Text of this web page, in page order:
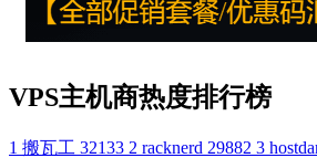
VPS主机商热度排行榜
1 搬瓦工 32133 2 racknerd 29882 3